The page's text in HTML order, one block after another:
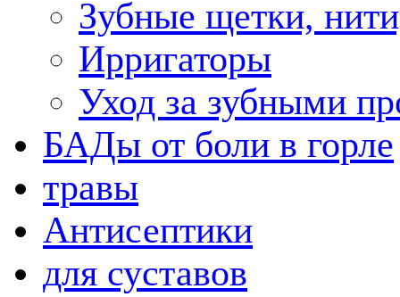
Зубные щетки,
Ирригаторы
Уход за зубными
БАДы от боли в горле
травы
Антисептики
для суставов